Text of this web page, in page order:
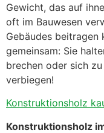
Gewicht, das auf
oft im Bauwesen
Gebäudes beitragen
gemeinsam: Sie
brechen oder sich
verbiegen!
Konstruktionsholz
Konstruktionsholz